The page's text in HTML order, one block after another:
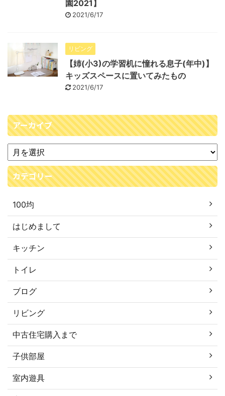
園2021】
2021/6/17
リビング
【姉(小3)の学習机に憧れる息子(年中)】
キッズスペースに置いてみたもの
2021/6/17
アーカイブ
カテゴリー
100均
はじめまして
キッチン
トイレ
ブログ
リビング
中古住宅購入まで
子供部屋
室内遊具